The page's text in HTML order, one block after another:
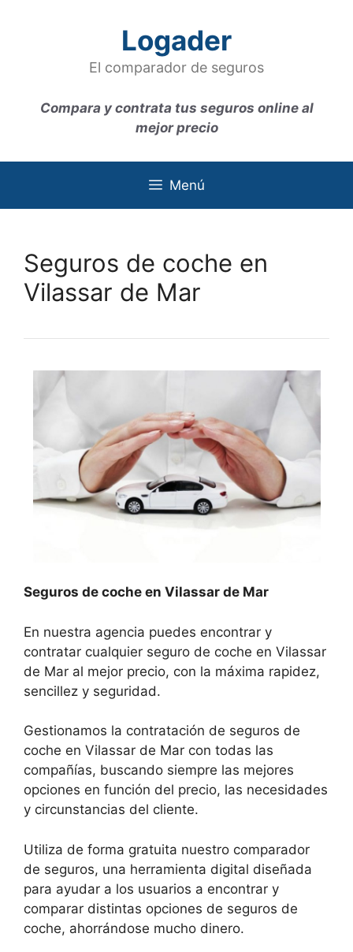
Logader
El comparador de seguros
Compara y contrata tus seguros online al
mejor precio
Menú
Seguros de coche en
Vilassar de Mar
Seguros de coche en Vilassar de Mar
En nuestra agencia puedes encontrar y
contratar cualquier seguro de coche en Vilassar
de Mar al mejor precio, con la máxima rapidez,
sencillez y seguridad.
Gestionamos la contratación de seguros de
coche en Vilassar de Mar con todas las
compañías, buscando siempre las mejores
opciones en función del precio, las necesidades
y circunstancias del cliente.
Utiliza de forma gratuita nuestro comparador
de seguros, una herramienta digital diseñada
para ayudar a los usuarios a encontrar y
comparar distintas opciones de seguros de
coche, ahorrándose mucho dinero.